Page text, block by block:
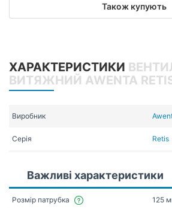
Також купують
ХАРАКТЕРИСТИКИ
ВИТЯЖНИЙ AWENTA
Виробник
Серія Retis
Важливі характеристики
Розмір патрубка 125